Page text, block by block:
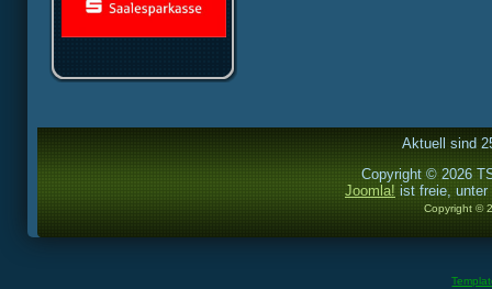
Aktuell sind
Copyright © 2026
Joomla! ist freie,
Copyright ©